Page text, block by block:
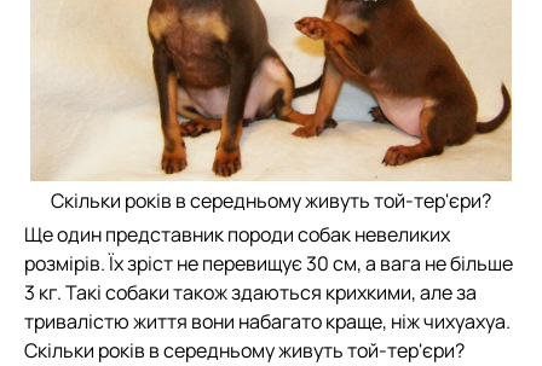
Скільки років в середньому живуть той-тер'єри?
Ще один представник породи собак невеликих
розмірів. Їх зріст не перевищує 30 см, а вага не більше
3 кг. Такі собаки також здаються крихкими, але за
тривалістю життя вони набагато краще, ніж чихуахуа.
Скільки років в середньому живуть той-тер'єри?